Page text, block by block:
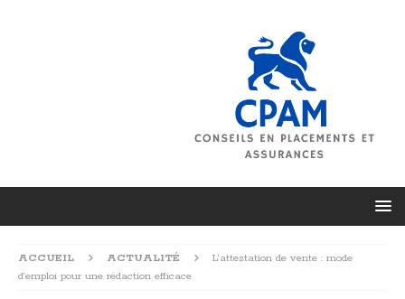
ACCUEIL ACTUALITÉ
L’attestation de vente : mode
d’emploi pour une rédaction efficace